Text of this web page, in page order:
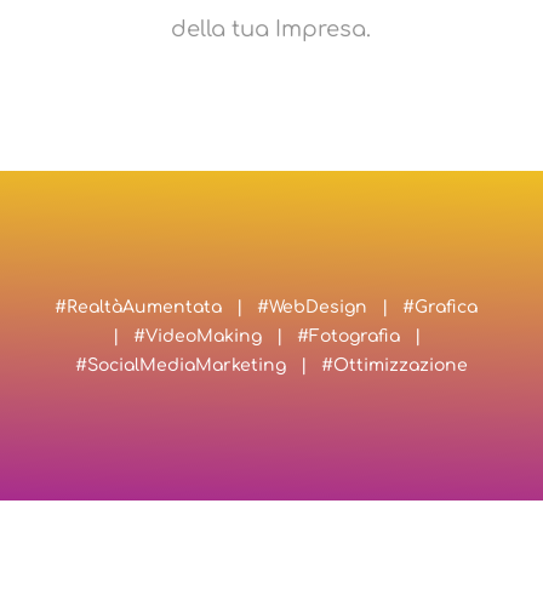
della tua Impresa.
#RealtàAumentata | #WebDesign | #Grafica
| #VideoMaking | #Fotografia |
#SocialMediaMarketing | #Ottimizzazione